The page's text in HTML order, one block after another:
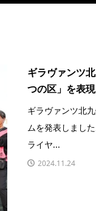
ギラヴァンツ
つの区」を表
ギラヴァンツ北
ムを発表しまし
ライヤ...
2024.11.24